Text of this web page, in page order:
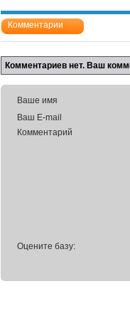
Комментарии
Комментариев нет. Ваш
Ваше имя
Ваш E-mail
Комментарий
Оцените базу: